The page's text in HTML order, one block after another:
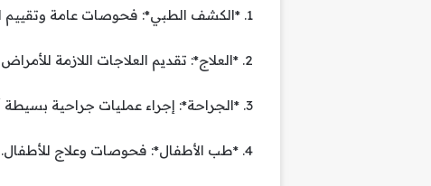
1. *الكشف الطبي*: فحوصات عامة وتقييم للحالة الصحية.
2. *العلاج*: تقديم العلاجات اللازمة للأمراض الشائعة والمزمنة.
3. *الجراحة*: إجراء عمليات جراحية بسيطة أو معقدة حسب الحاجة.
4. *طب الأطفال*: فحوصات وعلاج للأطفال.